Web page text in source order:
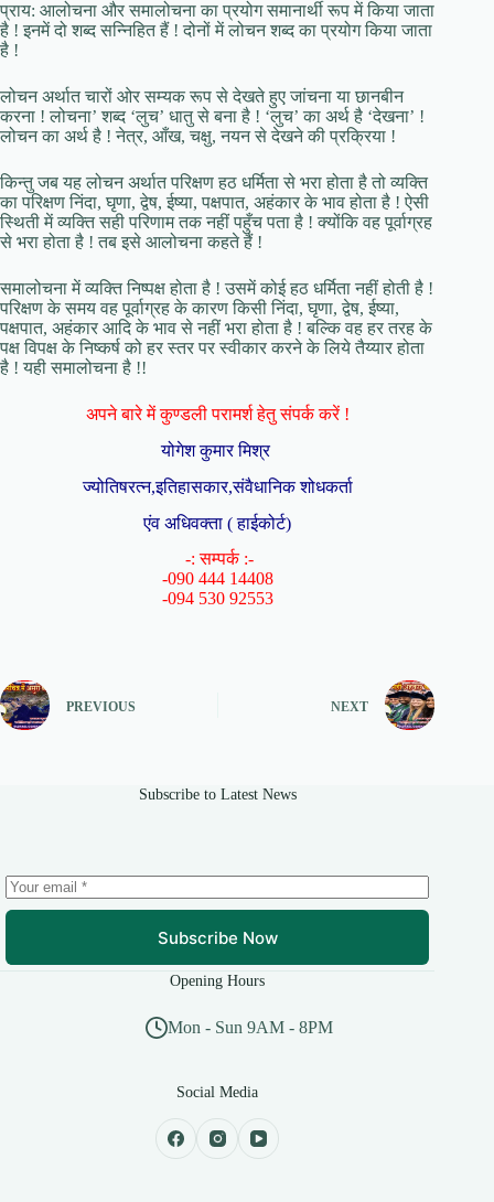
प्राय: आलोचना और समालोचना का प्रयोग समानार्थी रूप में किया जाता
है ! इनमें दो शब्द सन्निहित हैं ! दोनों में लोचन शब्द का प्रयोग किया जाता
है !
लोचन अर्थात चारों ओर सम्यक रूप से देखते हुए जांचना या छानबीन
करना ! लोचना’ शब्द ‘लुच’ धातु से बना है ! ‘लुच’ का अर्थ है ‘देखना’ !
लोचन का अर्थ है ! नेत्र, आँख, चक्षु, नयन से देखने की प्रक्रिया !
किन्तु जब यह लोचन अर्थात परिक्षण हठ धर्मिता से भरा होता है तो व्यक्ति
का परिक्षण निंदा, घृणा, द्वेष, ईष्या, पक्षपात, अहंकार के भाव होता है ! ऐसी
स्थिती में व्यक्ति सही परिणाम तक नहीं पहुँच पता है ! क्योंकि वह पूर्वाग्रह
से भरा होता है ! तब इसे आलोचना कहते हैं !
समालोचना में व्यक्ति निष्पक्ष होता है ! उसमें कोई हठ धर्मिता नहीं होती है !
परिक्षण के समय वह पूर्वाग्रह के कारण किसी निंदा, घृणा, द्वेष, ईष्या,
पक्षपात, अहंकार आदि के भाव से नहीं भरा होता है ! बल्कि वह हर तरह के
पक्ष विपक्ष के निष्कर्ष को हर स्तर पर स्वीकार करने के लिये तैय्यार होता
है ! यही समालोचना है !!
अपने बारे में कुण्डली परामर्श हेतु संपर्क करें !
योगेश कुमार मिश्र
ज्योतिषरत्न,इतिहासकार,संवैधानिक शोधकर्ता
एंव अधिवक्ता ( हाईकोर्ट)
-: सम्पर्क :-
-090 444 14408
-094 530 92553
PREVIOUS NEXT
Subscribe to Latest News
Subscribe Now
Opening Hours
Mon - Sun 9AM - 8PM
Social Media